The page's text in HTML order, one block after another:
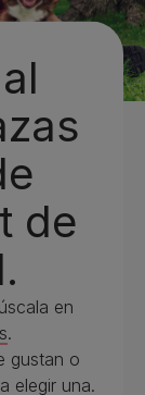
de
en
.
gustan o
elegir una.